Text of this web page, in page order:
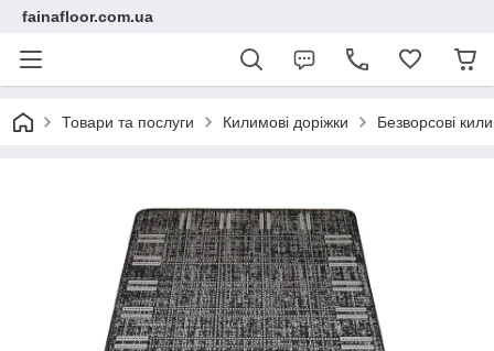
fainafloor.com.ua
Товари та послуги Килимові доріжки Безворсові